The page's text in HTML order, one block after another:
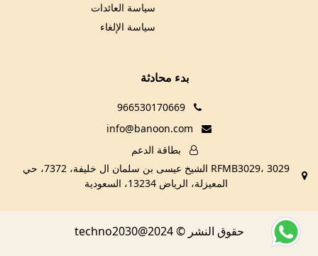
سياسة العائدات
سياسة الإلغاء
بدء محادثة
966530170669
بطاقة الدعم
RFMB3029، 3029 الشيخ عيسى بن سلمان ال خليفة، 7372، حي
المعيزلة، الرياض 13234، السعودية
حقوق النشر © techno2030@2024